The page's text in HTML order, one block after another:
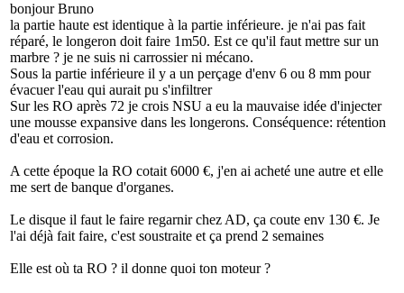
bonjour Bruno
la partie haute est identique à la partie inférieure. je n'ai pas fait
réparé, le longeron doit faire 1m50. Est ce qu'il faut mettre sur un
marbre ? je ne suis ni carrossier ni mécano.
Sous la partie inférieure il y a un perçage d'env 6 ou 8 mm pour
évacuer l'eau qui aurait pu s'infiltrer
Sur les RO après 72 je crois NSU a eu la mauvaise idée d'injecter
une mousse expansive dans les longerons. Conséquence: rétention
d'eau et corrosion.
A cette époque la RO cotait 6000 €, j'en ai acheté une autre et elle
me sert de banque d'organes.
Le disque il faut le faire regarnir chez AD, ça coute env 130 €. Je
l'ai déjà fait faire, c'est soustraite et ça prend 2 semaines
Elle est où ta RO ? il donne quoi ton moteur ?